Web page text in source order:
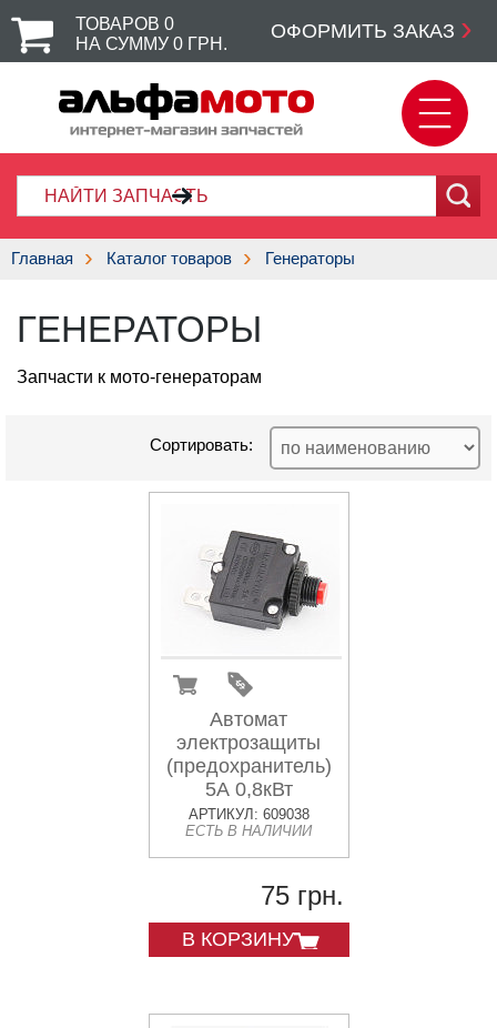
ТОВАРОВ 0
НА СУММУ 0 ГРН.
ОФОРМИТЬ ЗАКАЗ
Главная Каталог товаров Генераторы
ГЕНЕРАТОРЫ
Запчасти к мото-генераторам
Сортировать:
Автомат
электрозащиты
(предохранитель)
5А 0,8кВт
АРТИКУЛ: 609038
ЕСТЬ В НАЛИЧИИ
75 грн.
В КОРЗИНУ